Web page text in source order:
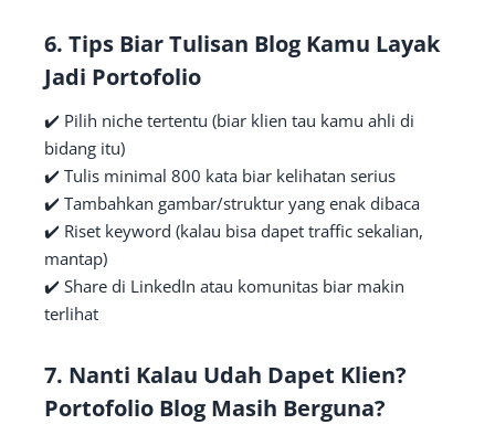
6. Tips Biar Tulisan Blog Kamu Layak
Jadi Portofolio
✔️ Pilih niche tertentu (biar klien tau kamu ahli di
bidang itu)
✔️ Tulis minimal 800 kata biar kelihatan serius
✔️ Tambahkan gambar/struktur yang enak dibaca
✔️ Riset keyword (kalau bisa dapet traffic sekalian,
mantap)
✔️ Share di LinkedIn atau komunitas biar makin
terlihat
7. Nanti Kalau Udah Dapet Klien?
Portofolio Blog Masih Berguna?